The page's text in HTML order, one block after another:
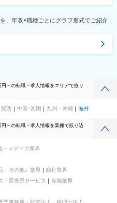
、年収×職種ごとにグラフ形式でご紹介
～の転職・求人情報をエリアで絞り
関西 中国･四国 九州・沖縄 海外
～の転職・求人情報を業種で絞り込
・メディア業界
・その他）業界
商社業界
・医療系サービス
金融業界